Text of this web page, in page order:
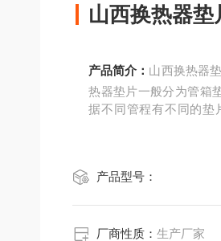
山西换热器
产品简介： 山西换热器
热器垫片一般分为管箱
据不同管程有不同的垫
产品型号：
厂商性质：生产厂家